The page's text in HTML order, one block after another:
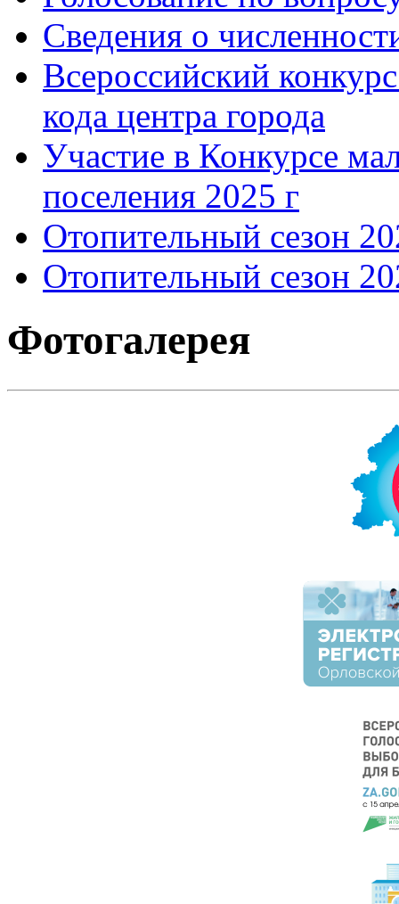
Сведения о
Всероссийский
кода центра города
Участие в Конкурсе
поселения 2025 г
Отопительный сезон
Отопительный сезон
Фотогалерея